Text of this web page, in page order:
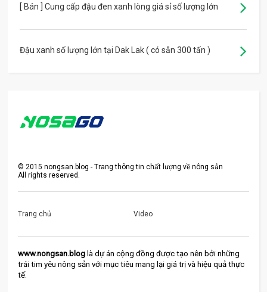
[ Bán ] Cung cấp đậu đen xanh lòng giá sỉ số lượng lớn
Đậu xanh số lượng lớn tại Dak Lak ( có sẵn 300 tấn )
© 2015 nongsan.blog - Trang thông tin chất lượng về nông sản
All rights reserved.
Trang chủ Video
www.nongsan.blog là dự án cộng đồng được tạo nên bởi những
trái tim yêu nông sản với mục tiêu mang lại giá trị và hiệu quả thực
tế.